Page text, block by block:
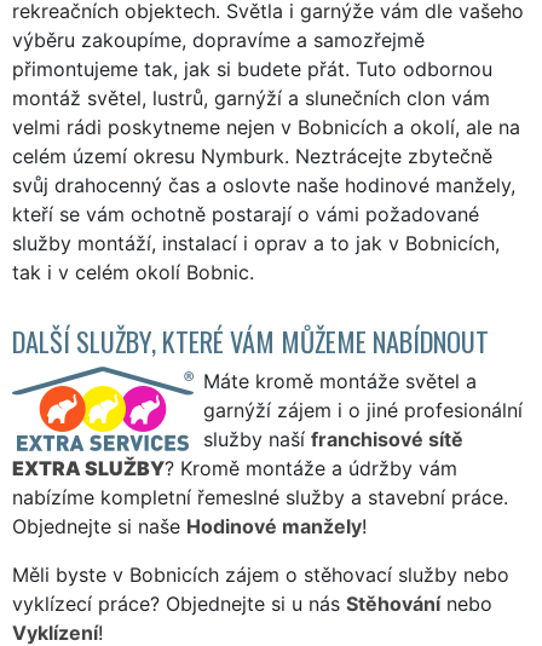
rekreačních objektech. Světla i garnýže vám dle vašeho
výběru zakoupíme, dopravíme a samozřejmě
přimontujeme tak, jak si budete přát. Tuto odbornou
montáž světel, lustrů, garnýží a slunečních clon vám
velmi rádi poskytneme nejen v Bobnicích a okolí, ale na
celém území okresu Nymburk. Neztrácejte zbytečně
svůj drahocenný čas a oslovte naše hodinové manžely,
kteří se vám ochotně postarají o vámi požadované
služby montáží, instalací i oprav a to jak v Bobnicích,
tak i v celém okolí Bobnic.
DALŠÍ SLUŽBY, KTERÉ VÁM MŮŽEME NABÍDNOUT
Máte kromě montáže světel a
garnýží zájem i o jiné profesionální
služby naší franchisové sítě
EXTRA SLUŽBY? Kromě montáže a údržby vám
nabízíme kompletní řemeslné služby a stavební práce.
Objednejte si naše Hodinové manžely!
Měli byste v Bobnicích zájem o stěhovací služby nebo
vyklízecí práce? Objednejte si u nás Stěhovánínebo
Vyklízení!